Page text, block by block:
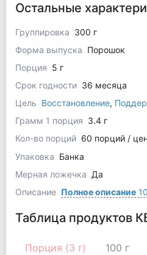
Остальные
Группировка 300 г
Форма выпуска Порошок
Порция 5 г
Срок годности 36 месяца
Цель Восстановление,
Грамм 1 порция 3.4 г
Кол-во порций 60 порций /
Упаковка Банка
Мерная ложечка Да
Описание Полное описание
Таблица продуктов
Порция (3 г)
100 г